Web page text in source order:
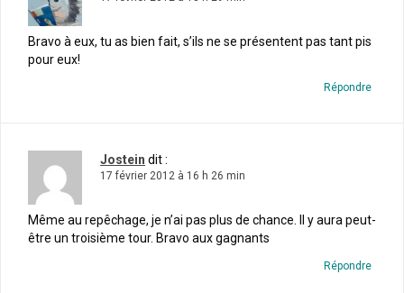
Bravo à eux, tu as bien fait, s’ils ne se présentent pas tant pis
pour eux!
Répondre
Jostein dit :
17 février 2012 à 16 h 26 min
Même au repêchage, je n’ai pas plus de chance. Il y aura peut-
être un troisième tour. Bravo aux gagnants
Répondre